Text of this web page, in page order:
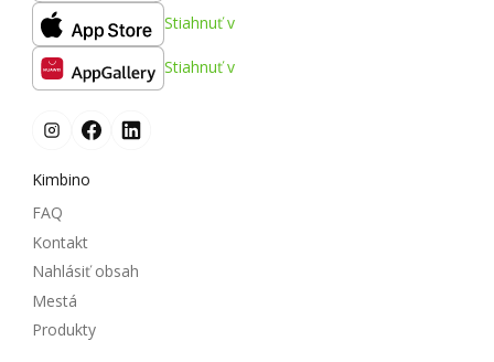
Stiahnuť v
Stiahnuť v
Kimbino
FAQ
Kontakt
Nahlásiť obsah
Mestá
Produkty